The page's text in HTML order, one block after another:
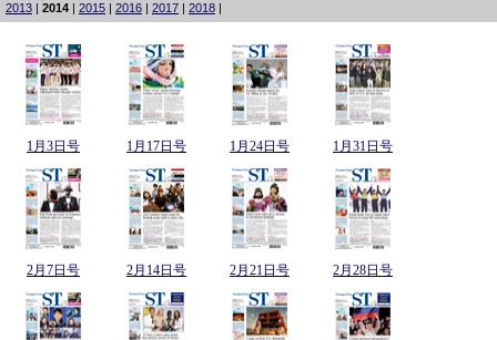
2013 | 2014 | 2015 | 2016 | 2017 | 2018 |
1月3日号 1月17日号 1月24日号 1月31日号
2月7日号 2月14日号 2月21日号 2月28日号